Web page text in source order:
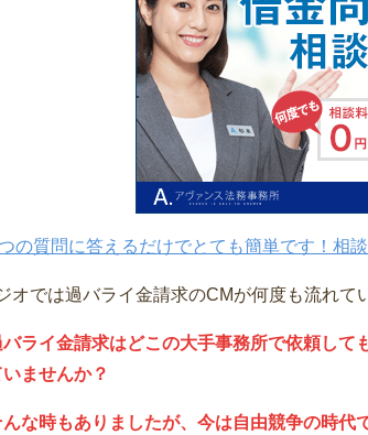
の質問に答えるだけでとても簡単です！相
オでは過バライ金請求のCMが何度も流れて
ライ金請求はどこの大手事務所で依頼して
ませんか？
な時もありましたが、今は自由競争の時代